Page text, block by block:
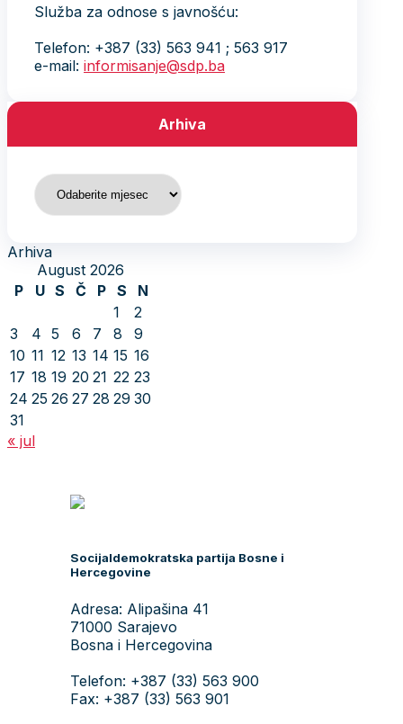
Služba za odnose s javnošću:
Telefon: +387 (33) 563 941 ; 563 917
e-mail: informisanje@sdp.ba
Arhiva
Arhiva
Arhiva
August 2026
P
U S Č P S
N
1
2
3
4 5 6 7 8
9
10 11 12 13 14 15 16
17 18 19 20 21 22 23
24 25 26 27 28 29 30
31
« jul
Socijaldemokratska partija Bosne i
Hercegovine
Adresa: Alipašina 41
71000 Sarajevo
Bosna i Hercegovina
Telefon: +387 (33) 563 900
Fax: +387 (33) 563 901